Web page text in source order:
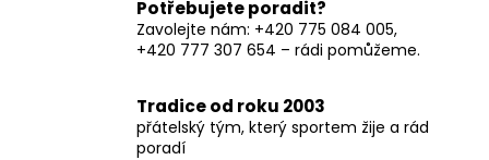
Potřebujete poradit?
Zavolejte nám: +420 775 084 005,
+420 777 307 654 – rádi pomůžeme.
Tradice od roku 2003
přátelský tým, který sportem žije a rád
poradí